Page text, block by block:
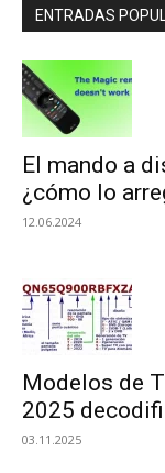
ENTRADAS
El mando a
¿cómo lo
12.06.2024
Modelos de
2025
03.11.2025